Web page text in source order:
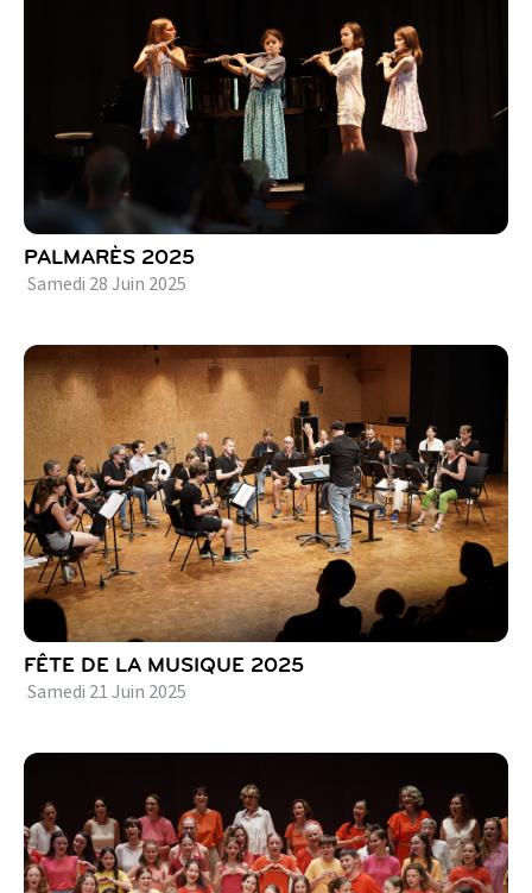
PALMARÈS 2025
Samedi 28 Juin 2025
FÊTE DE LA MUSIQUE 2025
Samedi 21 Juin 2025